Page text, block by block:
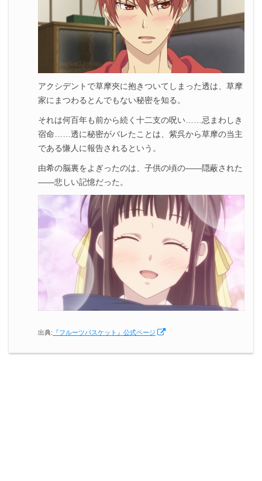
アクシデントで草摩夾に抱きついてしまった透は、草摩
家にまつわるとんでもない秘密を知る。
それは何百年も前から続く十二支の呪い……忌まわしき
宿命……透に秘密がバレたことは、紫呉から草摩の当主
である慊人に報告されるという。
由希の脳裏をよぎったのは、子供の頃の――隠蔽された
――悲しい記憶だった。
出典: 『フルーツバスケット』公式ページ